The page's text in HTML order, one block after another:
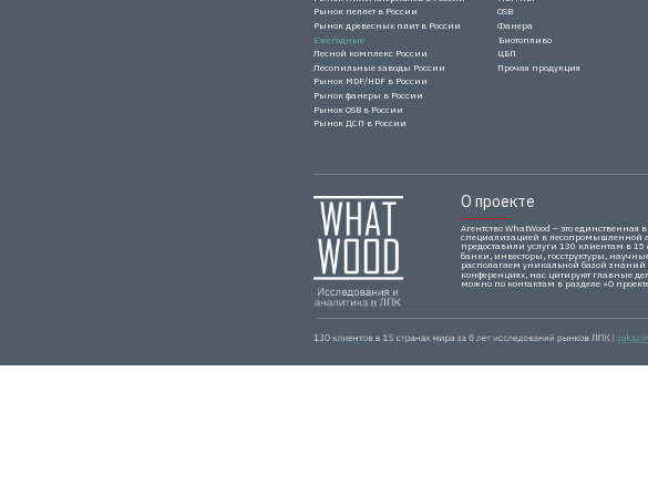
Рынок пеллет в России
Рынок древесных плит в России
Ежегодные
Лесной комплекс России
Лесопильные заводы России
Рынок MDF/HDF в России
Рынок фанеры в России
Рынок OSB в России
Рынок ДСП в России
OSB
Фанера
Биотопливо
ЦБП
Прочая продукция
О проекте
Агентство WhatWood – это
специализацией в лесопромышленной
предоставили услуги 130 клиентам в
банки, инвесторы, госструктуры,
располагаем уникальной базой
конференциях, нас цитируют главные
можно по контактам в разделе «О